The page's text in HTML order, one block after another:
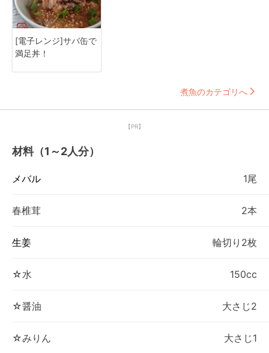
[電子レンジ]サバ缶で
満足丼！
煮魚のカテゴリへ
【PR】
材料（1～2人分）
メバル 1尾
春椎茸 2本
生姜 輪切り2枚
☆水 150cc
☆醤油 大さじ2
☆みりん 大さじ1